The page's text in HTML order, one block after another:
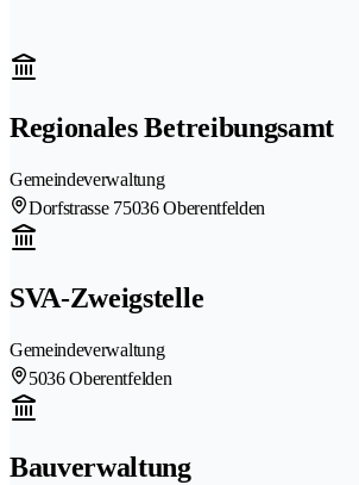
Regionales Betreibungsamt
Gemeindeverwaltung
Dorfstrasse 75036 Oberentfelden
SVA-Zweigstelle
Gemeindeverwaltung
5036 Oberentfelden
Bauverwaltung